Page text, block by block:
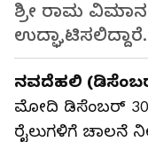
ಶ್ರೀ ರಾಮ
ಉದ್ಘಾಟಿಸಲಿದ್ದಾರೆ.
ನವದೆಹಲಿ
ಮೋದಿ ಡಿಸೆಂಬರ್ 30
ರೈಲುಗಳಿಗೆ ಚಾಲನೆ